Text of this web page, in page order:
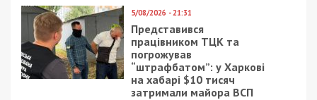
5/08/2026 - 21:31
Представився
працівником ТЦК та
погрожував
“штрафбатом”: у Харкові
на хабарі $10 тисяч
затримали майора ВСП